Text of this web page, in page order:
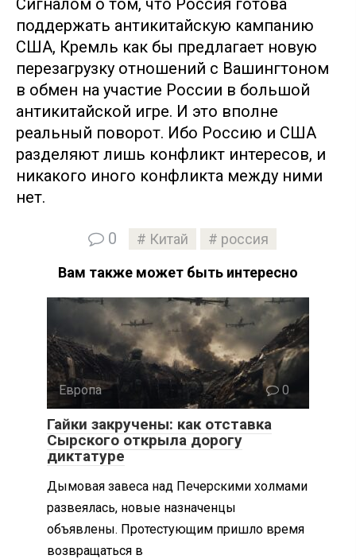
поддержать антикитайскую кампанию
США, Кремль как бы предлагает новую
перезагрузку отношений с Вашингтоном
в обмен на участие России в большой
антикитайской игре. И это вполне
реальный поворот. Ибо Россию и США
разделяют лишь конфликт интересов, и
никакого иного конфликта между ними
нет.
0 Китай
россия
Вам также может быть интересно
Европа 0
Гайки закручены: как отставка
Сырского открыла дорогу
диктатуре
Дымовая завеса над Печерскими холмами
развеялась, новые назначенцы
объявлены. Протестующим пришло время
возвращаться в